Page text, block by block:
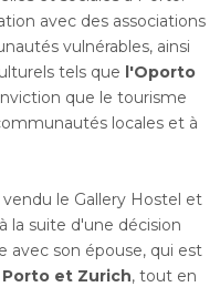
avec des associations
vulnérables, ainsi
tels que l'Oporto
que le tourisme
locales et à
vendu le Gallery Hostel et
la suite d'une décision
avec son épouse, qui est
Porto et Zurich, tout en